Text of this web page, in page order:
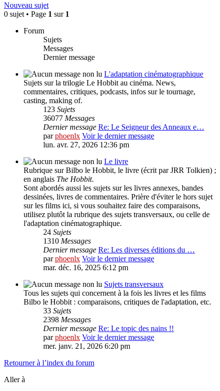
Nouveau sujet
0 sujet • Page 1 sur 1
Forum
Sujets
Messages
Dernier message
L'adaptation cinématographique
Sujets sur la trilogie Le Hobbit au cinéma. News,
commentaires, critiques, podcasts, infos sur le tournage,
casting, making of.
123 Sujets
36077 Messages
Dernier message Re: Le Seigneur des Anneaux e…
parphoenlx Voir le dernier message
lun. avr. 27, 2026 12:36 pm
Le livre
Rubrique sur Bilbo le Hobbit, le livre (écrit par JRR Tolkien) ;
en anglais The Hobbit.
Sont abordés aussi les sujets sur les livres annexes, bandes
dessinées, livres de commentaires. Prière d'éviter le hors sujet
sur les films ici, si vous souhaitez faire des comparaisons,
utilisez plutôt la rubrique des sujets transversaux, ou celle de
l'adaptation cinématographique.
24 Sujets
1310 Messages
Dernier message Re: Les diverses éditions du …
parphoenlx Voir le dernier message
mar. déc. 16, 2025 6:12 pm
Sujets transversaux
Tous les sujets qui concernent à la fois les livres et les films
Bilbo le Hobbit : comparaisons, critiques de l'adaptation, etc.
33 Sujets
2398 Messages
Dernier message Re: Le topic des nains !!
parphoenlx Voir le dernier message
mer. janv. 21, 2026 6:20 pm
Retourner à l’index du forum
Aller à